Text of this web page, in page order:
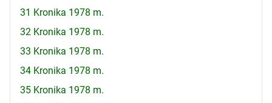
31 Kronika 1978 m.
32 Kronika 1978 m.
33 Kronika 1978 m.
34 Kronika 1978 m.
35 Kronika 1978 m.